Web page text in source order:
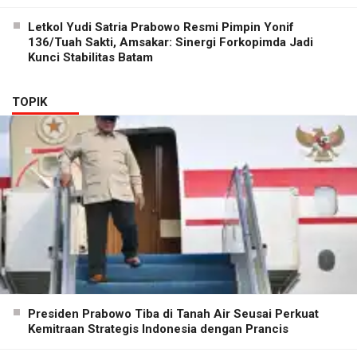
Letkol Yudi Satria Prabowo Resmi Pimpin Yonif
136/Tuah Sakti, Amsakar: Sinergi Forkopimda Jadi
Kunci Stabilitas Batam
TOPIK
Presiden Prabowo Tiba di Tanah Air Seusai Perkuat
Kemitraan Strategis Indonesia dengan Prancis